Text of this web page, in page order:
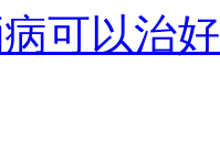
可以治